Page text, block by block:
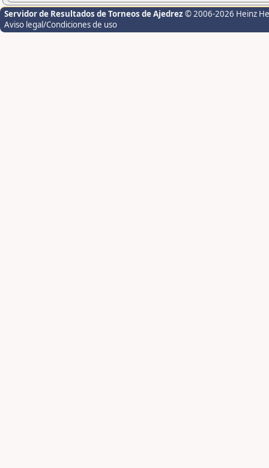
Servidor de Resultados de Torneos de Ajedrez © 2006-2026 Heinz
Aviso legal/Condiciones de uso